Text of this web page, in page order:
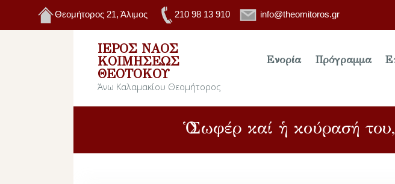
Θεομήτορος 21, Άλιμος 210 98 13 910 info@theomitoros.gr
ΙΕΡΌΣ ΝΑΌΣ
ΚΟΙΜΉΣΕΩΣ
ΘΕΟΤΌΚΟΥ
Άνω Καλαμακίου Θεομήτορος
Ενορία Πρόγραμμα
Ὁ Σωφέρ καί ἡ κούρασή